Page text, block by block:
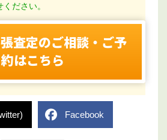
ださい。
査定のご相談・ご予
約はこちら
Facebook